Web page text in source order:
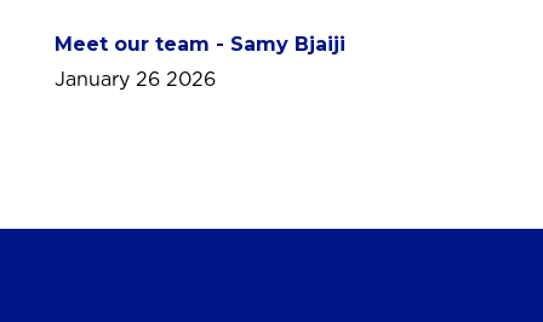
Meet our team - Samy Bjaiji
January 26 2026